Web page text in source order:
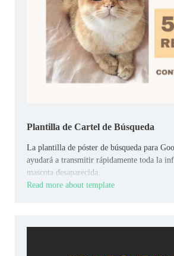
Plantilla de Cartel de Búsqueda
La plantilla de póster de búsqueda para
ayudará a transmitir rápidamente toda la
mascota desaparecida.
Read more about template